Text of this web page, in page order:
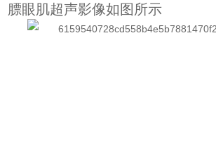
膘眼肌超声影像如图所示